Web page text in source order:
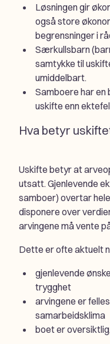
Løsningen gir
også store
begrensninger i
Særkullsbarn
samtykke til
umiddelbart.
Samboere har
uskifte enn
Hva betyr
Uskifte betyr at
utsatt. Gjenlevende
samboer) overtar
disponere over
arvingene må vente
Dette er ofte aktuelt
gjenlevende
trygghet
arvingene er
samarbeidsklima
boet er